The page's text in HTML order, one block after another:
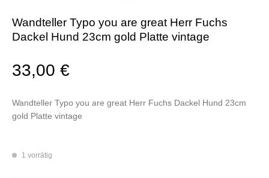
Wandteller Typo you are great Herr Fuchs
Dackel Hund 23cm gold Platte vintage
33,00€
Wandteller Typo you are great Herr Fuchs Dackel Hund 23cm
gold Platte vintage
1 vorrätig